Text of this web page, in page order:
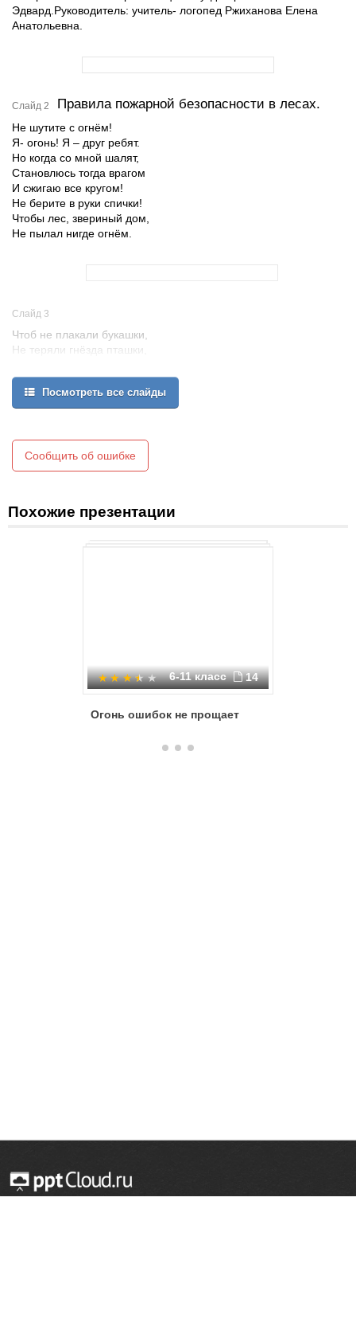
Эдвард.Руководитель: учитель- логопед Ржиханова Елена
Анатольевна.
Слайд 2 Правила пожарной безопасности в лесах.
Не шутите с огнём!
Я- огонь! Я – друг ребят.
Но когда со мной шалят,
Становлюсь тогда врагом
И сжигаю все кругом!
Не берите в руки спички!
Чтобы лес, звериный дом,
Не пылал нигде огнём.
Слайд 3
Чтоб не плакали букашки,
Не теряли гнёзда пташки,
Не берите в руки спички!
Посмотреть все слайды
Сообщить об ошибке
Похожие презентации
6-11 класс 14
Огонь ошибок не прощает